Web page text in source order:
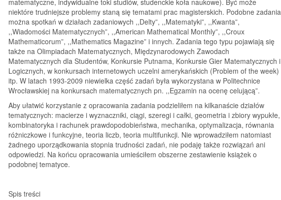
niektóre trudniejsze problemy staną się tematami prac magisterskich. Podobne zadania
można spotkań w działach zadaniowych ,,Delty”, ,,Matematyki”, ,,Kwanta”,
,,Wiadomości Matematycznych”, ,,American Mathematical Monthly”, ,,Croux
Mathematicorum”, ,,Mathematics Magazine” i innych. Zadania tego typu pojawiają się
także na Olimpiadach Matematycznych, Międzynarodowych Zawodach
Matematycznych dla Studentów, Konkursie Putnama, Konkursie Gier Matematycznych i
Logicznych, w konkursach internetowych uczelni amerykańskich (Problem of the week)
itp. W latach 1993-2009 niewielka część zadań była wykorzystana w Politechnice
Wrocławskiej na konkursach matematycznych pn. ,,Egzamin na ocenę celującą”.
Aby ułatwić korzystanie z opracowania zadania podzieliłem na kilkanaście działów
tematycznych: macierze i wyznaczniki, ciągi, szeregi i całki, geometria i zbiory wypukłe,
kombinatoryka i rachunek prawdopodobieństwa, mechanika, optymalizacja, równania
różniczkowe i funkcyjne, teoria liczb, teoria multifunkcji. Nie wprowadziłem natomiast
żadnego uporządkowania stopnia trudności zadań, nie podaję także rozwiązań ani
odpowiedzi. Na końcu opracowania umieściłem obszerne zestawienie książek o
podobnej tematyce.
Spis treści